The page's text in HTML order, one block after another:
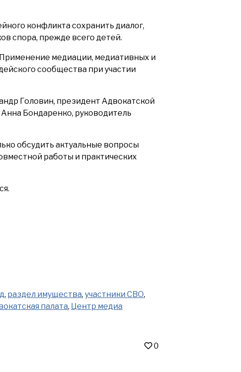
конфликта сохранить диалог,
спора, прежде всего детей.
медиации, медиативных и
сообщества при участии
Головин, президент Адвокатской
Бондаренко, руководитель
обсудить актуальные вопросы
работы и практических
, раздел имущества, участники СВО,
палата, Центр медиа
0